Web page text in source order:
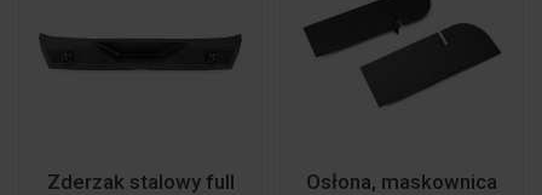
Zderzak stalowy full
Osłona, maskownica